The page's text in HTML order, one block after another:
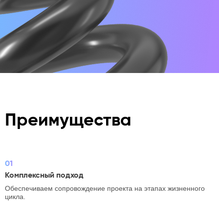
Преимущества
01
Комплексный подход
Обеспечиваем сопровождение проекта на этапах жизненного
цикла.